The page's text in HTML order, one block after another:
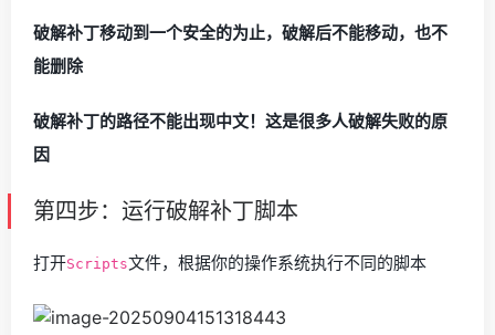
破解补丁移动到一个安全的为止，破解后不能移动，也不
能删除
破解补丁的路径不能出现中文！这是很多人破解失败的原
因
第四步：运行破解补丁脚本
打开Scripts文件，根据你的操作系统执行不同的脚本